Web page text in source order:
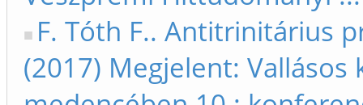
F. Tóth F.. Antitrinitárius
(2017) Megjelent: